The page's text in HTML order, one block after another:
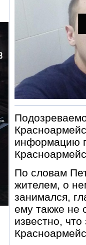
информацию
По словам
жителем, о
занимался,
ему также не
известно,